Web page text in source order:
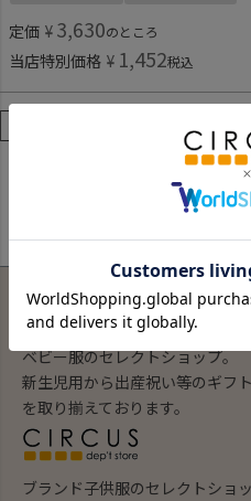
定価 ¥ 3,630のところ
当店特別価格 ¥ 1,452税込
2件中 1-
ベビー服のセレクトショップ。
新生児用から出産祝い等のギフ
を取り揃えております。
ブランド子供服のセレクトショッ